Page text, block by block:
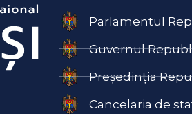
Parlamentul
Guvernul
Președinția
Cancelaria de